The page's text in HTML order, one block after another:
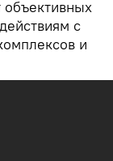
объективных
с
и